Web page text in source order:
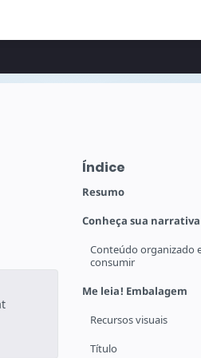
Índice
Resumo
Conheça sua narrativa
Conteúdo organizado
consumir
Me leia! Embalagem
Recursos visuais
Título